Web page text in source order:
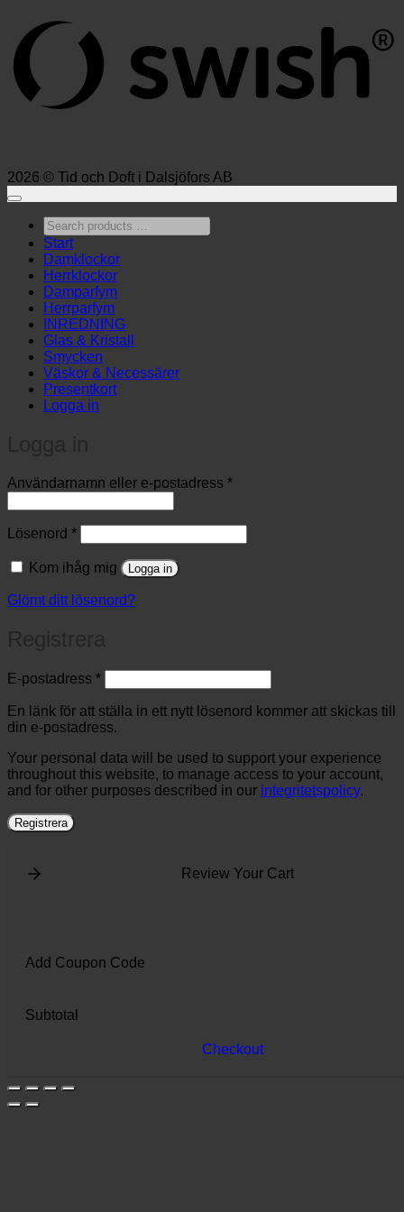
2026 © Tid och Doft i Dalsjöfors AB
Search
products
…
Start
Damklockor
Herrklockor
Damparfym
Herrparfym
INREDNING
Glas & Kristall
Smycken
Väskor & Necessärer
Presentkort
Logga in
Användarnamn eller e-postadress *Obligatoriskt
Lösenord *Obligatoriskt
Kom ihåg mig Logga in
Glömt ditt lösenord?
E-postadress *Obligatoriskt
En länk för att ställa in ett nytt lösenord kommer att skickas till
din e-postadress.
Your personal data will be used to support your experience
throughout this website, to manage access to your account,
and for other purposes described in our integritetspolicy.
Registrera
Review Your Cart
Add Coupon Code
Subtotal
Checkout